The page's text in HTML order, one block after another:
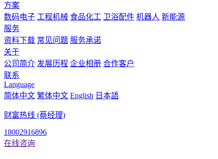
方案
数码电子 工程机械 食品化工 卫浴配件 机器人 新能源
服务
资料下载 常见问题 服务承诺
关于
公司简介 发展历程 企业相册 合作客户
联系
Language
简体中文 繁体中文 English 日本語
财富热线 (蔡经理)
18002916896
在线咨询